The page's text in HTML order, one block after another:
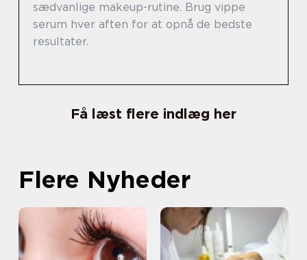
sædvanlige makeup-rutine. Brug vippe
serum hver aften for at opnå de bedste
resultater.
Få læst flere indlæg her
Flere Nyheder